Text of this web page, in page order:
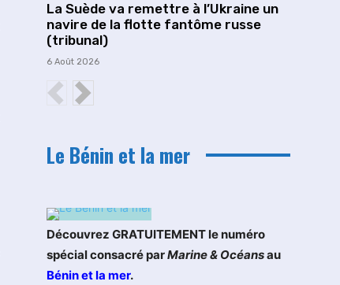
La Suède va remettre à l’Ukraine un
navire de la flotte fantôme russe
(tribunal)
6 Août 2026
Le Bénin et la mer
Découvrez GRATUITEMENT le numéro
spécial consacré parMarine & Océansau
Bénin et la mer.